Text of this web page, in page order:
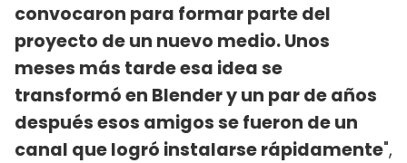
convocaron para formar parte del
proyecto de un nuevo medio. Unos
meses más tarde esa idea se
transformó en Blender y un par de años
después esos amigos se fueron de un
canal que logró instalarse rápidamente",